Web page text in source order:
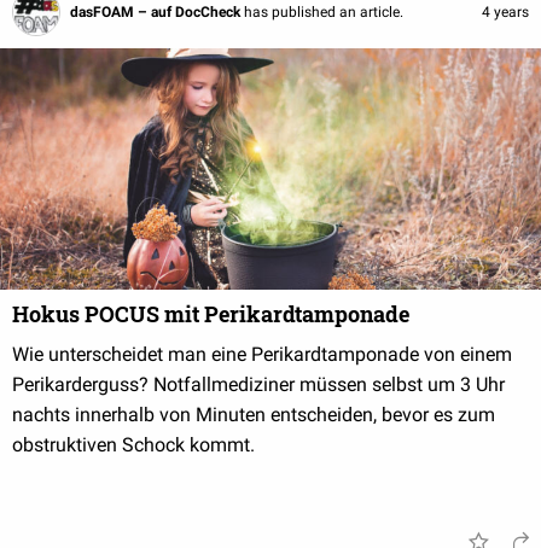
dasFOAM – auf DocCheck has published an article. 4 years
Hokus POCUS mit Perikardtamponade
Wie unterscheidet man eine Perikardtamponade von einem
Perikarderguss? Notfallmediziner müssen selbst um 3 Uhr
nachts innerhalb von Minuten entscheiden, bevor es zum
obstruktiven Schock kommt.